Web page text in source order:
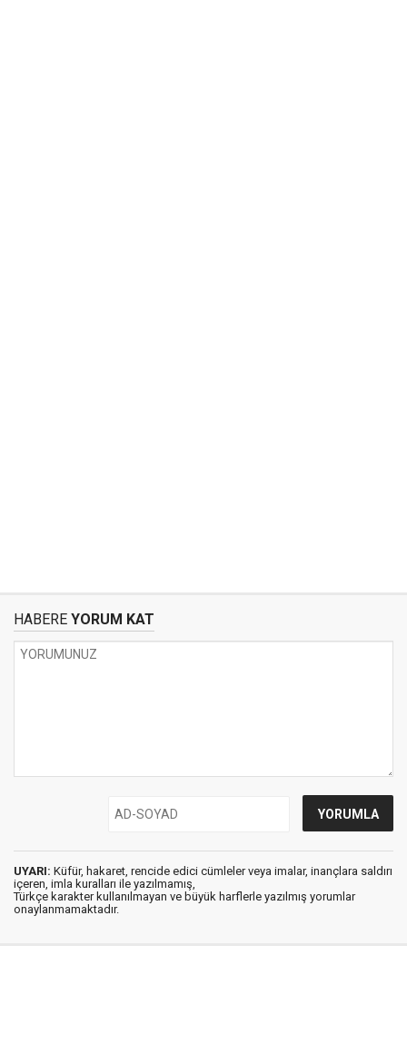
HABERE YORUM KAT
UYARI: Küfür, hakaret, rencide edici cümleler veya imalar, inançlara saldırı
içeren, imla kuralları ile yazılmamış,
Türkçe karakter kullanılmayan ve büyük harflerle yazılmış yorumlar
onaylanmamaktadır.